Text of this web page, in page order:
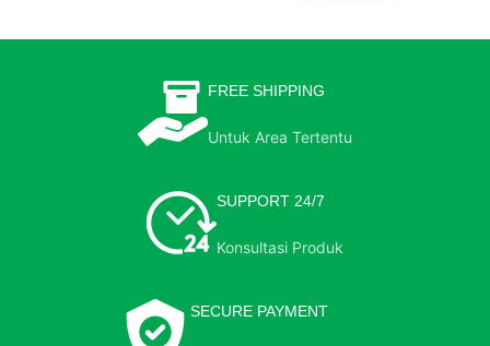
FREE SHIPPING
Untuk Area Tertentu
SUPPORT 24/7
Konsultasi Produk
SECURE PAYMENT